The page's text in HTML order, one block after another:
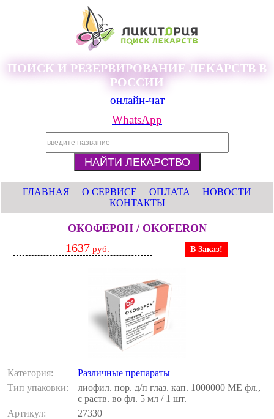
ПОИСК И РЕЗЕРВИРОВАНИЕ ЛЕКАРСТВ В
РОССИИ
онлайн-чат
WhatsApp
ГЛАВНАЯ О СЕРВИСЕ ОПЛАТА
НОВОСТИ
КОНТАКТЫ
ОКОФЕРОН / OKOFERON
1637 руб. В Заказ!
Категория:
Различные препараты
Тип упаковки:
лиофил. пор. д/п глаз. кап. 1000000 МЕ фл.,
с раств. во фл. 5 мл / 1 шт.
Артикул:
27330